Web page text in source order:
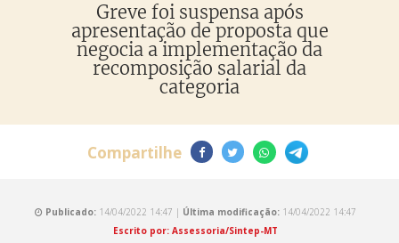
Greve foi suspensa após
apresentação de proposta que
negocia a implementação da
recomposição salarial da
categoria
Compartilhe
Publicado: 14/04/2022 14:47 | Última modificação: 14/04/2022 14:47
Escrito por: Assessoria/Sintep-MT